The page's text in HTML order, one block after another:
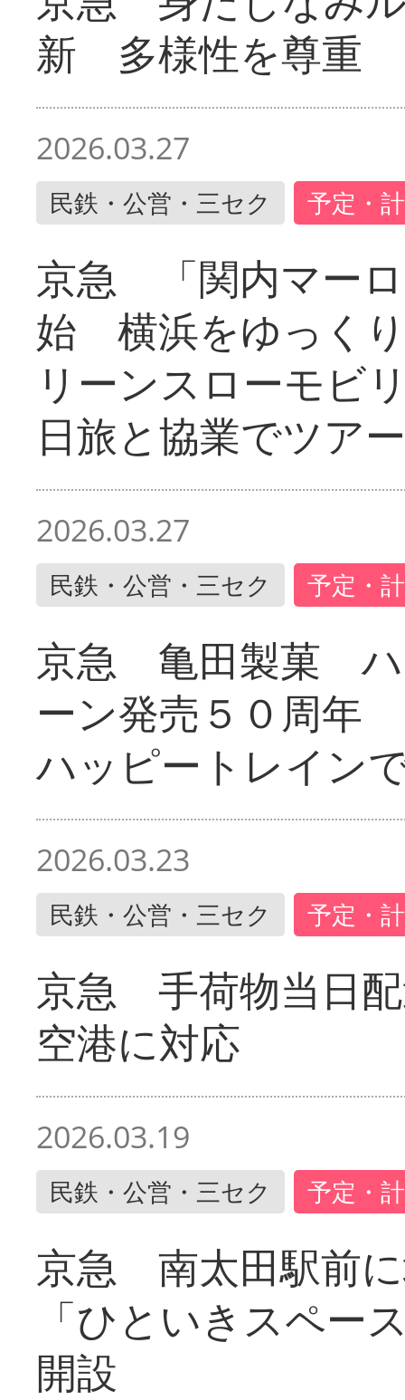
新 多様性を尊重
2026.03.27
民鉄・公営・三セク 予定・
京急 「関内マー
始 横浜をゆっく
リーンスローモ
日旅と協業でツアー
2026.03.27
民鉄・公営・三セク 予定・
京急 亀田製菓 ハ
ーン発売５０周年
ハッピートレイン
2026.03.23
民鉄・公営・三セク 予定・
京急 手荷物当日
空港に対応
2026.03.19
民鉄・公営・三セク 予定・
京急 南太田駅前
「ひといきスペー
開設